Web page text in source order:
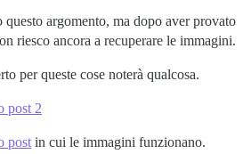
argomento, ma dopo aver provato
riesco ancora a recuperare le immagini.
per queste cose noterà qualcosa.
post 2
post in cui le immagini funzionano.